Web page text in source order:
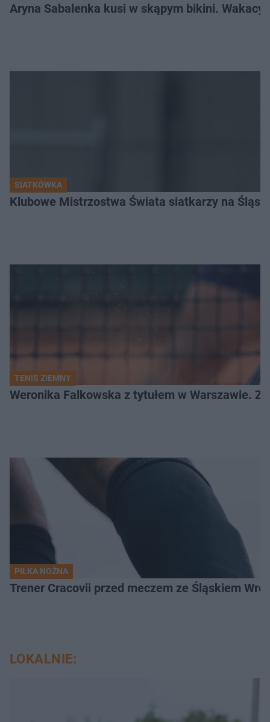
Aryna Sabalenka kusi w skąpym bikini.
SIATKÓWKA
Klubowe Mistrzostwa Świata siatkarzy na
TENIS ZIEMNY
Weronika Falkowska z tytułem w Warszawie.
PIŁKA NOŻNA
Trener Cracovii przed meczem ze Śląskiem
LOKALNIE: